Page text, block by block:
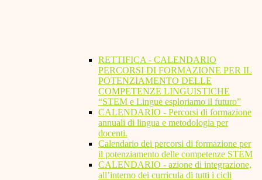
RETTIFICA - CALENDARIO
PERCORSI DI FORMAZIONE PER IL
POTENZIAMENTO DELLE
COMPETENZE LINGUISTICHE
“STEM e Lingue esploriamo il futuro”
CALENDARIO - Percorsi di formazione
annuali di lingua e metodologia per
docenti.
Calendario dei percorsi di formazione per
il potenziamento delle competenze STEM
CALENDARIO - azione di integrazione,
all’interno dei curricula di tutti i cicli